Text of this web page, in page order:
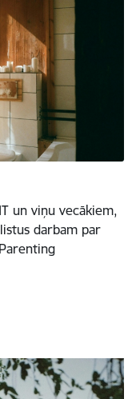
un viņu vecākiem,
darbam par